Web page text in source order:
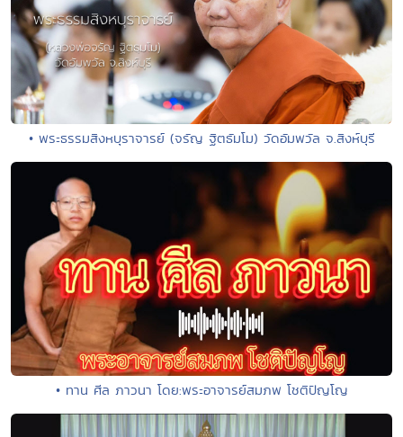
• พระธรรมสิงหบุราจารย์ (จรัญ ฐิตธัมโม) วัดอัมพวัล จ.สิงห์บุรี
• ทาน ศีล ภาวนา โดย:พระอาจารย์สมภพ โชติปัญโญ